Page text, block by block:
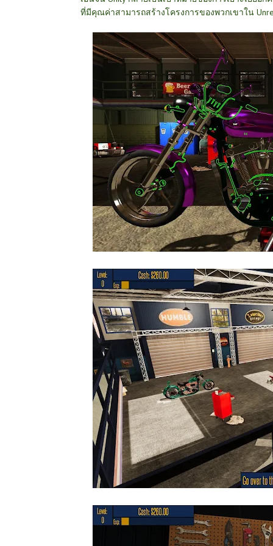
ที่มีคุณค่าสามารถสร้างโครงการของพวกเขาใน